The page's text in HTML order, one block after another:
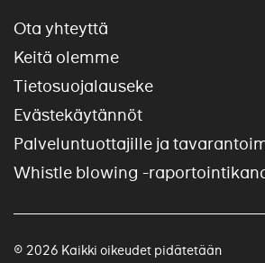
Ota yhteyttä
Keitä olemme
Tietosuojalauseke
Evästekäytännöt
Palveluntuottajille ja
Whistle blowing -
© 2026 Kaikki oikeudet pidätetään